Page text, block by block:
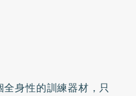
身性的訓練器材，只